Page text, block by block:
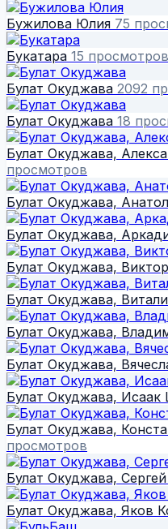
Бужилова Юлия 75
Букатара 15 просмотров
Булат Окуджава 2092
Булат Окуджава 18
Булат Окуджава,
просмотров
Булат Окуджава,
Булат Окуджава,
Булат Окуджава,
Булат Окуджава,
Булат Окуджава,
Булат Окуджава,
Булат Окуджава,
Булат Окуджава,
просмотров
Булат Окуджава,
Булат Окуджава, Яков